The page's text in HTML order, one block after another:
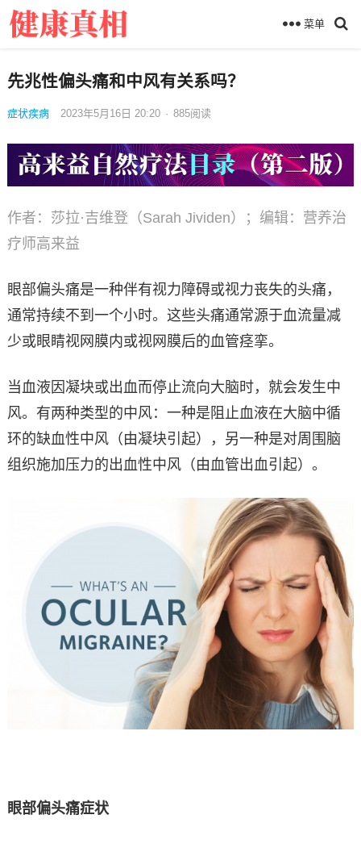
菜单
先兆性偏头痛和中风有关系吗？
症状疾病 2023年5月16日 20:20 · 885阅读
作者：莎拉·吉维登（Sarah Jividen）；编辑：营养治
疗师高来益
眼部偏头痛是一种伴有视力障碍或视力丧失的头痛，
通常持续不到一个小时。这些头痛通常源于血流量减
少或眼睛视网膜内或视网膜后的血管痉挛。
当血液因凝块或出血而停止流向大脑时，就会发生中
风。有两种类型的中风：一种是阻止血液在大脑中循
环的缺血性中风（由凝块引起），另一种是对周围脑
组织施加压力的出血性中风（由血管出血引起）。
眼部偏头痛症状